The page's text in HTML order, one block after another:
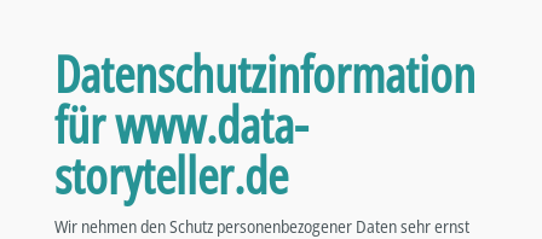
Datenschutzinformation
für www.data-
storyteller.de
Wir nehmen den Schutz personenbezogener Daten sehr ernst